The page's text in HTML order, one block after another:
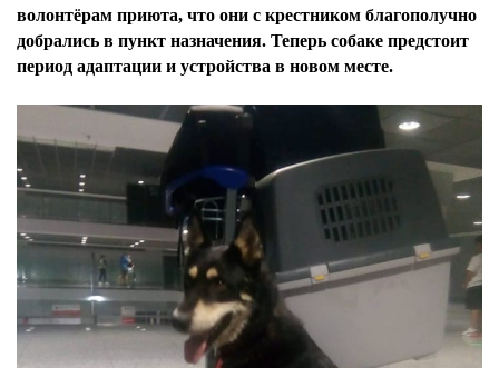
волонтёрам приюта, что они с крестником благополучно
добрались в пункт назначения. Теперь собаке предстоит
период адаптации и устройства в новом месте.